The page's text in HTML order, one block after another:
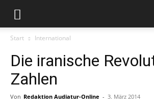
Start International
Die iranische
Zahlen
Von Redaktion Audiatur-Online - 3. März 2014